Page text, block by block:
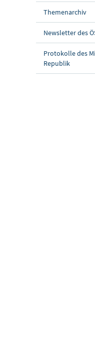
Themenarchiv
Newsletter des
Protokolle des
Republik